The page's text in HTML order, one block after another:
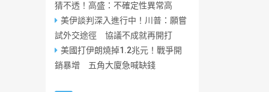
猜不透！高盛：不確定性異常高
美伊談判深入進行中！川普：願嘗
試外交途徑 協議不成就再開打
美國打伊朗燒掉1.2兆元！戰爭開
銷暴增 五角大廈急喊缺錢